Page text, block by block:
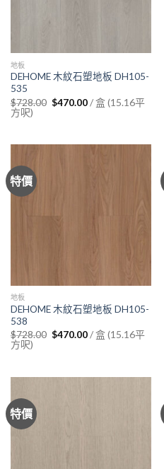
地板
DEHOME 木紋石塑地板 DH105-
535
$728.00 Original
price
$470.00Current
price
/ 盒 (15.16平
方呎)
特價
地板
DEHOME 木紋石塑地板 DH105-
538
$728.00 Original
price
$470.00Current
price
/ 盒 (15.16平
方呎)
特價